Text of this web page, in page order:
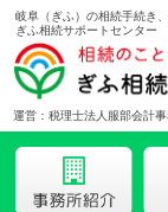
岐阜（ぎふ）の相続手続き
ぎふ相続サポートセンター
運営：税理士法人服部会計